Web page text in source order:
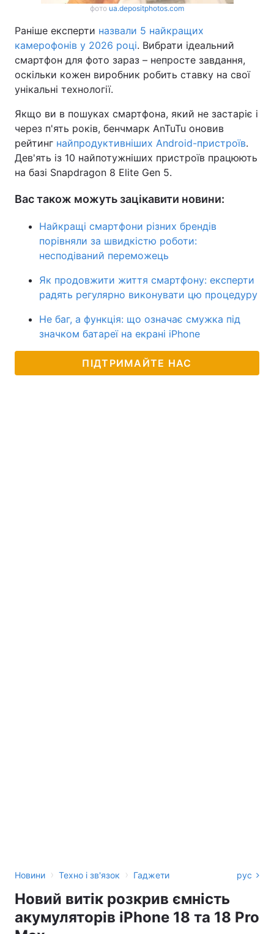
фото ua.depositphotos.com
Раніше експерти назвали 5 найкращих
камерофонів у 2026 році. Вибрати ідеальний
смартфон для фото зараз – непросте завдання,
оскільки кожен виробник робить ставку на свої
унікальні технології.
Якщо ви в пошуках смартфона, який не застаріє і
через п'ять років, бенчмарк AnTuTu оновив
рейтинг найпродуктивніших Android-пристроїв.
Дев'ять із 10 найпотужніших пристроїв працюють
на базі Snapdragon 8 Elite Gen 5.
Вас також можуть зацікавити новини:
Найкращі смартфони різних брендів
порівняли за швидкістю роботи:
несподіваний переможець
Як продовжити життя смартфону: експерти
радять регулярно виконувати цю процедуру
Не баг, а функція: що означає смужка під
значком батареї на екрані iPhone
ПІДТРИМАЙТЕ НАС
Новини › Техно і зв'язок › Гаджети рус
Новий витік розкрив ємність
акумуляторів iPhone 18 та 18 Pro